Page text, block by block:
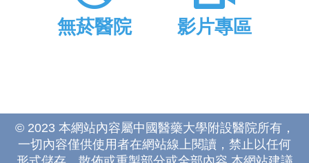
無菸醫院 影片專區
© 2023 本網站內容屬中國醫藥大學附設醫院所有，
一切內容僅供使用者在網站線上閱讀，禁止以任何